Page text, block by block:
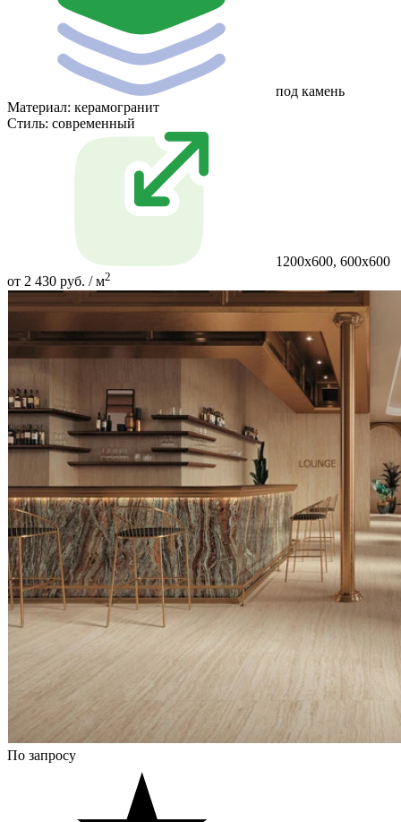
под камень
Материал: керамогранит
Стиль: современный
1200x600, 600x600
от 2 430 руб. / м2
По запросу